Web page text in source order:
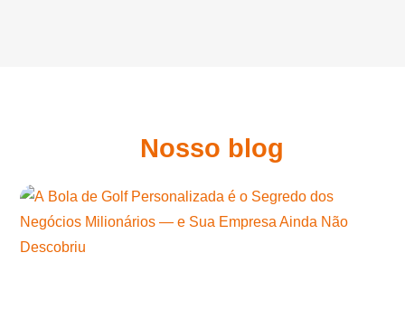
Nosso blog